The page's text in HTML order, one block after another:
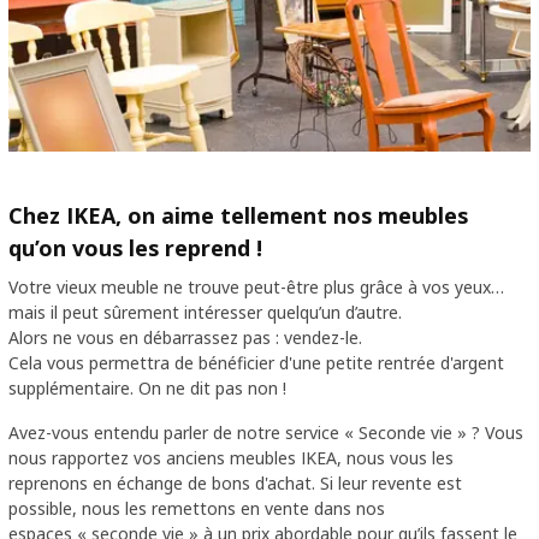
Chez IKEA, on aime tellement nos meubles
qu’on vous les reprend !
Votre vieux meuble ne trouve peut-être plus grâce à vos yeux…
mais il peut sûrement intéresser quelqu’un d’autre.
Alors ne vous en débarrassez pas : vendez-le.
Cela vous permettra de bénéficier d'une petite rentrée d'argent
supplémentaire. On ne dit pas non ! ​
Avez-vous entendu parler de notre service « Seconde vie » ? Vous
nous rapportez vos anciens meubles IKEA, nous vous les
reprenons en échange de bons d'achat. Si leur revente est
possible, nous les remettons en vente dans nos
espaces « seconde vie » à un prix abordable pour qu’ils fassent le